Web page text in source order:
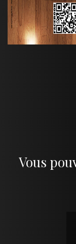
Vous